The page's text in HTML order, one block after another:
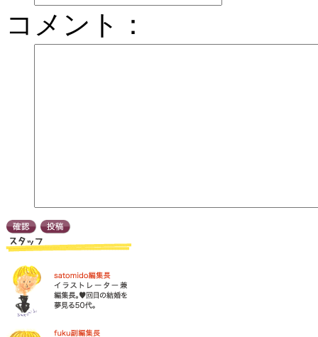
コメント：